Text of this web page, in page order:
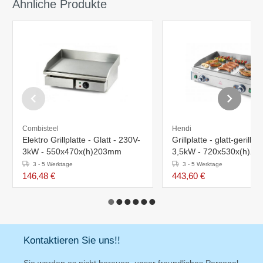
Ähnliche Produkte
Combisteel
Elektro Grillplatte - Glatt - 230V-
3kW - 550x470x(h)203mm
3 - 5 Werktage
146,48 €
Hendi
Grillplatte - glatt-gerillt - 230V-
3,5kW -
3 - 5 Werktage
443,60 €
Kontaktieren Sie uns!!